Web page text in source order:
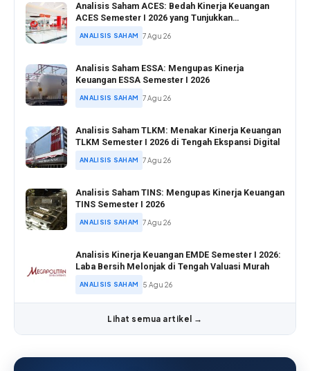
Analisis Saham ACES: Bedah Kinerja Keuangan
ACES Semester I 2026 yang Tunjukkan
ANALISIS SAHAM 7 Agu 26
Analisis Saham ESSA: Mengupas Kinerja
Keuangan ESSA Semester I 2026
ANALISIS SAHAM 7 Agu 26
Analisis Saham TLKM: Menakar Kinerja Keuangan
TLKM Semester I 2026 di Tengah Ekspansi Digital
ANALISIS SAHAM 7 Agu 26
Analisis Saham TINS: Mengupas Kinerja Keuangan
TINS Semester I 2026
ANALISIS SAHAM 7 Agu 26
Analisis Kinerja Keuangan EMDE Semester I 2026:
Laba Bersih Melonjak di Tengah Valuasi Murah
ANALISIS SAHAM 5 Agu 26
Lihat semua artikel →